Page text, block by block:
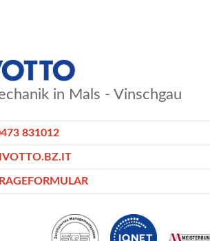
in Mals - Vinschgau
831012